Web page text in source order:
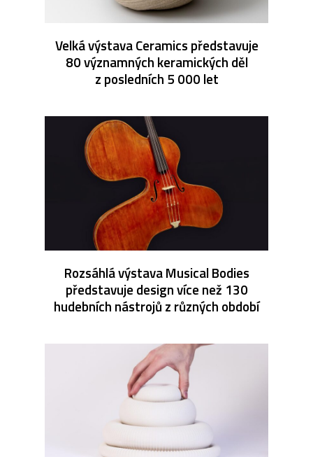
Velká výstava Ceramics představuje
80 významných keramických děl
z posledních 5 000 let
Rozsáhlá výstava Musical Bodies
představuje design více než 130
hudebních nástrojů z různých období